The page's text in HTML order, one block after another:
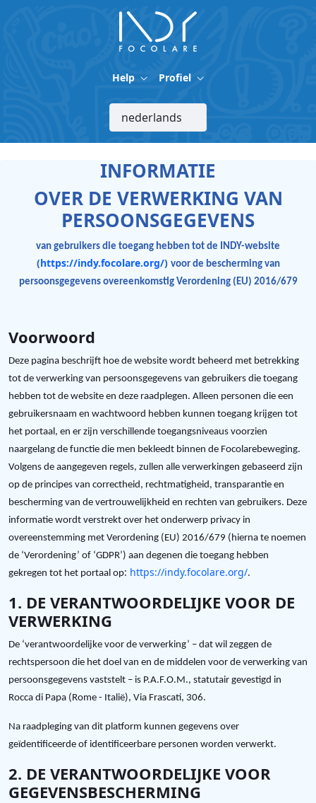
Overslaan en naar hoofdinhoud gaan
Help Profiel
INFORMATIE
OVER DE VERWERKING VAN
PERSOONSGEGEVENS
van gebruikers die toegang hebben tot de INDY-website
(https://indy.focolare.org/) voor de bescherming van
persoonsgegevens overeenkomstig Verordening (EU) 2016/679
Voorwoord
Deze pagina beschrijft hoe de website wordt beheerd met betrekking
tot de verwerking van persoonsgegevens van gebruikers die toegang
hebben tot de website en deze raadplegen. Alleen personen die een
gebruikersnaam en wachtwoord hebben kunnen toegang krijgen tot
het portaal, en er zijn verschillende toegangsniveaus voorzien
naargelang de functie die men bekleedt binnen de Focolarebeweging.
Volgens de aangegeven regels, zullen alle verwerkingen gebaseerd zijn
op de principes van correctheid, rechtmatigheid, transparantie en
bescherming van de vertrouwelijkheid en rechten van gebruikers. Deze
informatie wordt verstrekt over het onderwerp privacy in
overeenstemming met Verordening (EU) 2016/679 (hierna te noemen
de ‘Verordening’ of ‘GDPR’) aan degenen die toegang hebben
gekregen tot het portaal op: https://indy.focolare.org/.
1. DE VERANTWOORDELIJKE VOOR DE
VERWERKING
De ‘verantwoordelijke voor de verwerking’ – dat wil zeggen de
rechtspersoon die het doel van en de middelen voor de verwerking van
persoonsgegevens vaststelt – is P.A.F.O.M., statutair gevestigd in
Rocca di Papa (Rome - Italië), Via Frascati, 306.
Na raadpleging van dit platform kunnen gegevens over
geïdentificeerde of identificeerbare personen worden verwerkt.
2. DE VERANTWOORDELIJKE VOOR
GEGEVENSBESCHERMING